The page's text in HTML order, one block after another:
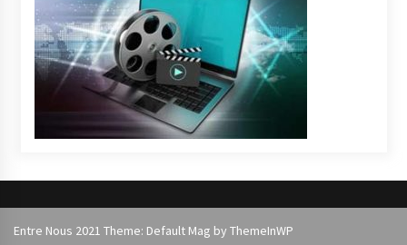
Entre Nous 2021 Theme: Default Mag by ThemeInWP